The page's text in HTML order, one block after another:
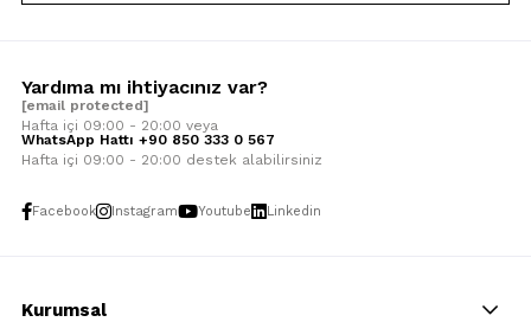
Yardıma mı ihtiyacınız var?
[email protected]
Hafta içi 09:00 - 20:00 veya
WhatsApp Hattı +90 850 333 0 567
Hafta içi 09:00 - 20:00 destek alabilirsiniz
Facebook Instagram Youtube Linkedin
Kurumsal